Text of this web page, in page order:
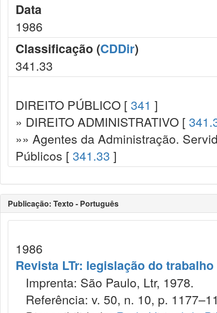
Data
1986
Classificação (CDDir)
341.33
DIREITO PÚBLICO [ 341 ]
» DIREITO ADMINISTRATIVO [
»» Agentes da Administração.
Públicos [ 341.33 ]
Publicação: Texto - Português
1986
Revista LTr: legislação do trabalho
Imprenta: São Paulo, Ltr, 1978.
Referência: v. 50, n. 10, p.